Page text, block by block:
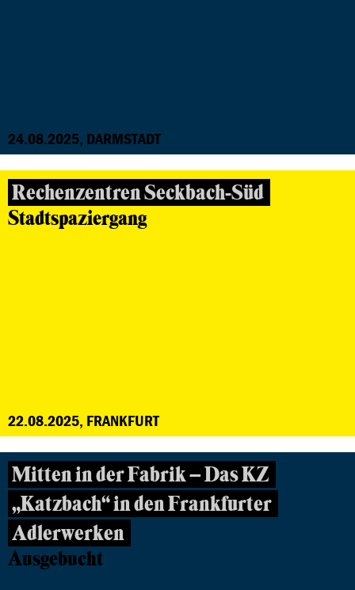
24.08.2025, DARMSTADT
Rechenzentren Seckbach-Süd
Stadtspaziergang
22.08.2025, FRANKFURT
Mitten in der Fabrik – Das KZ
„Katzbach“ in den Frankfurter
Adlerwerken
Ausgebucht